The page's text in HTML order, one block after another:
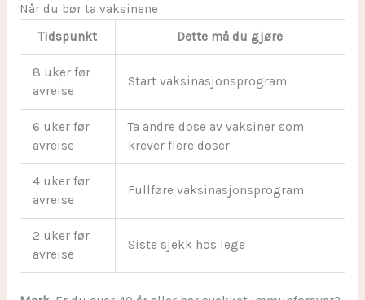
Når du bør ta vaksinene
Tidspunkt
Dette må du gjøre
8 uker før
avreise
Start vaksinasjonsprogram
6 uker før
avreise
Ta andre dose av vaksiner som
krever flere doser
4 uker før
avreise
Fullføre vaksinasjonsprogram
2 uker før
avreise
Siste sjekk hos lege